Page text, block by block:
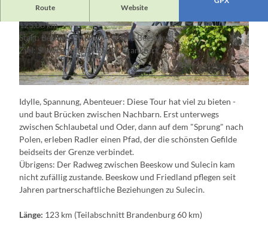
© Seenland Oder-Spree/Florian Läufer © Seenland Oder-Spree/Florian Läufer
Route Website
123,00 km
Start: Berliner Straße 34 15848 Beeskow
Ziel: Slubicer Straße 15232 Frankfurt
Idylle, Spannung, Abenteuer: Diese Tour hat viel zu bieten -
und baut Brücken zwischen Nachbarn. Erst unterwegs
zwischen Schlaubetal und Oder, dann auf dem "Sprung" nach
Polen, erleben Radler einen Pfad, der die schönsten Gefilde
beidseits der Grenze verbindet.
Übrigens: Der Radweg zwischen Beeskow und Sulecin kam
nicht zufällig zustande. Beeskow und Friedland pflegen seit
Jahren partnerschaftliche Beziehungen zu Sulecin.
Länge: 123 km (Teilabschnitt Brandenburg 60 km)